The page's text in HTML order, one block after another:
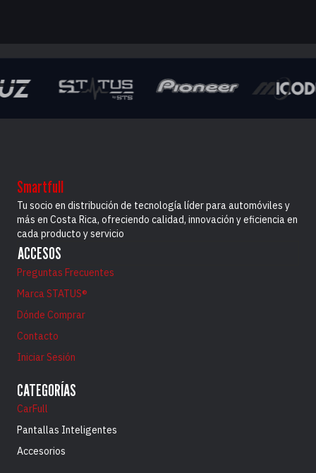
Smartfull
Tu socio en distribución de tecnología líder para automóviles y
más en Costa Rica, ofreciendo calidad, innovación y eficiencia en
cada producto y servicio
ACCESOS
Preguntas Frecuentes
Marca STATUS®
Dónde Comprar
Contacto
Iniciar Sesión
CATEGORÍAS
CarFull
Pantallas Inteligentes
Accesorios